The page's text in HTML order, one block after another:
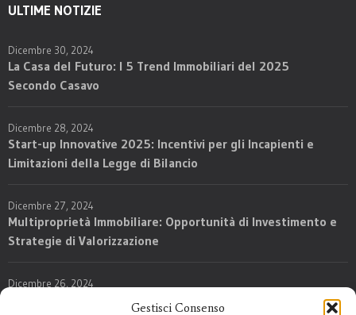
Gestisci Consenso
ULTIME NOTIZIE
Dicembre 30, 2024
La Casa del Futuro: I 5 Trend Immobiliari del 2025
Secondo Casavo
Dicembre 28, 2024
Start-up Innovative 2025: Incentivi per gli Incapienti e
Limitazioni della Legge di Bilancio
Dicembre 27, 2024
Multiproprietà Immobiliare: Opportunità di Investimento e
Strategie di Valorizzazione
Dicembre 26, 2024
Nuove Regole per l’Imposta su Successioni e Donazioni: